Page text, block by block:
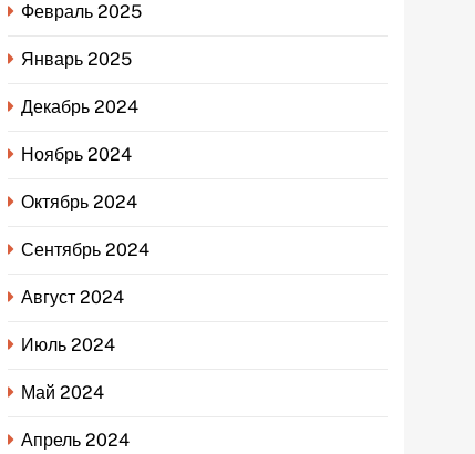
Февраль 2025
Январь 2025
Декабрь 2024
Ноябрь 2024
Октябрь 2024
Сентябрь 2024
Август 2024
Июль 2024
Май 2024
Апрель 2024